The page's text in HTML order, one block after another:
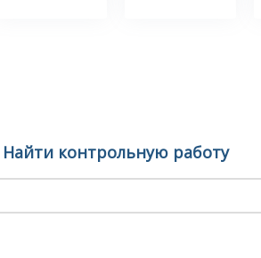
Найти контрольную работу